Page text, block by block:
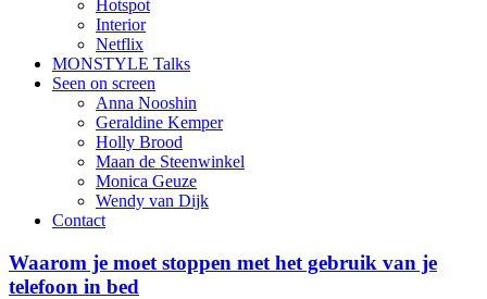
Hotspot
Interior
Netflix
MONSTYLE Talks
Seen on screen
Anna Nooshin
Geraldine Kemper
Holly Brood
Maan de Steenwinkel
Monica Geuze
Wendy van Dijk
Contact
Waarom je moet stoppen met het gebruik van je
telefoon in bed